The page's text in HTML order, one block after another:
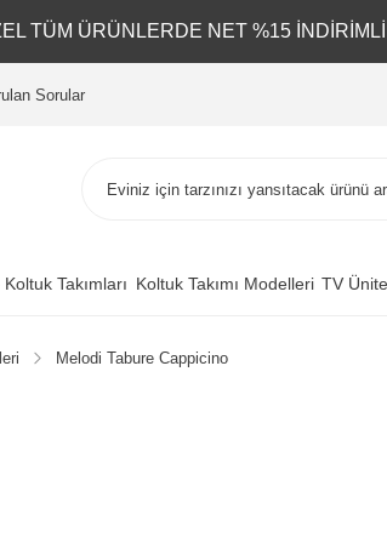
TÜM ÜRÜNLERDE NET %15
Sorular
Takımları Koltuk Takımı Modelleri TV
Melodi Tabure Cappicino